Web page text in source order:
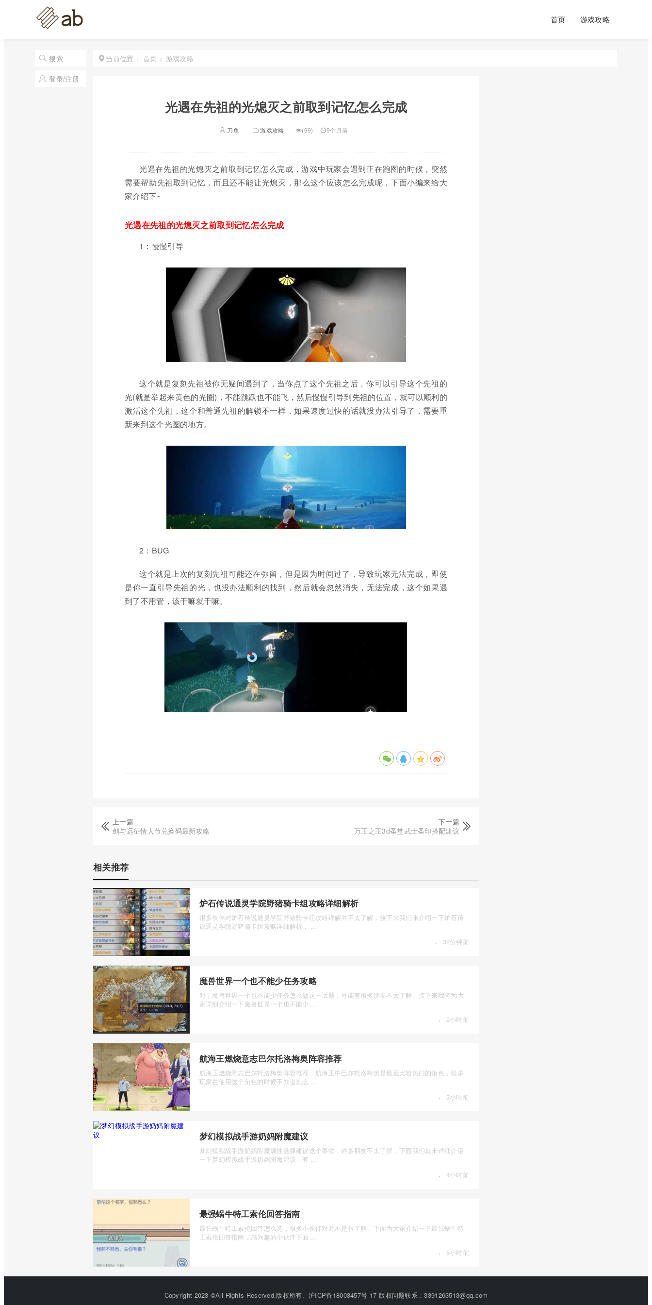
首页 游戏攻略
搜索
登录/注册
当前位置： 首页 > 游戏攻略
光遇在先祖的光熄灭之前取到记忆怎么完成
刀鱼 游戏攻略 (99) 9个月前
光遇在先祖的光熄灭之前取到记忆怎么完成，游戏中玩家会遇到正在跑图的时候，突然
需要帮助先祖取到记忆，而且还不能让光熄灭，那么这个应该怎么完成呢，下面小编来给大
家介绍下~
光遇在先祖的光熄灭之前取到记忆怎么完成
1：慢慢引导
这个就是复刻先祖被你无疑间遇到了，当你点了这个先祖之后，你可以引导这个先祖的
光(就是举起来黄色的光圈)，不能跳跃也不能飞，然后慢慢引导到先祖的位置，就可以顺利的
激活这个先祖，这个和普通先祖的解锁不一样，如果速度过快的话就没办法引导了，需要重
新来到这个光圈的地方。
2：BUG
这个就是上次的复刻先祖可能还在弥留，但是因为时间过了，导致玩家无法完成，即使
是你一直引导先祖的光，也没办法顺利的找到，然后就会忽然消失，无法完成，这个如果遇
到了不用管，该干嘛就干嘛。
上一篇
剑与远征情人节兑换码最新攻略
下一篇
万王之王3d圣堂武士圣印搭配建议
相关推荐
炉石传说通灵学院野猪骑卡组攻略详细解析
很多伙伴对炉石传说通灵学院野猪骑卡组攻略详解并不太了解，接下来我们来介绍一下炉石传
说通灵学院野猪骑卡组攻略详细解析， ...
· 32分钟前
魔兽世界一个也不能少任务攻略
对于魔兽世界一个也不能少任务怎么做这一话题，可能有很多朋友不太了解。接下来我将为大
家详细介绍一下魔兽世界一个也不能少 ...
· 2小时前
航海王燃烧意志巴尔托洛梅奥阵容推荐
航海王燃烧意志巴尔托洛梅奥阵容推荐，航海王中巴尔托洛梅奥是最近比较热门的角色，很多
玩家在使用这个角色的时候不知道怎么 ...
· 3小时前
梦幻模拟战手游奶妈附魔建议
梦幻模拟战手游奶妈附魔属性选择建议这个事物，许多朋友不太了解，下面我们就来详细介绍
一下梦幻模拟战手游奶妈附魔建议，有 ...
· 4小时前
最强蜗牛特工索伦回答指南
最强蜗牛特工索伦回答怎么选，很多小伙伴对此不是很了解，下面为大家介绍一下最强蜗牛特
工索伦回答指南，感兴趣的小伙伴下面 ...
· 5小时前
Copyright 2023 ©All Rights Reserved.版权所有. 沪ICP备18003457号-17 版权问题联系：3391263513@qq.com